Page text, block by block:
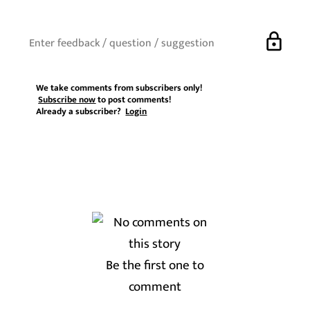
lock
We take comments from subscribers only!
Subscribe nowto post comments!
Already a subscriber?Login
Be the first one to
comment